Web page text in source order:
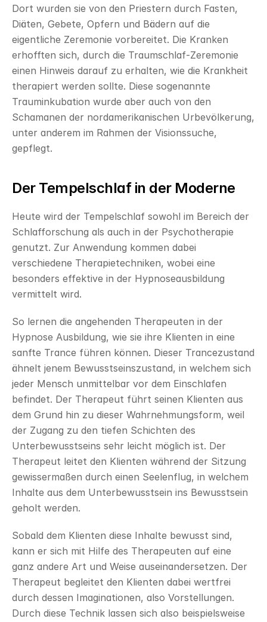
Dort wurden sie von den Priestern durch Fasten,
Diäten, Gebete, Opfern und Bädern auf die
eigentliche Zeremonie vorbereitet. Die Kranken
erhofften sich, durch die Traumschlaf-Zeremonie
einen Hinweis darauf zu erhalten, wie die Krankheit
therapiert werden sollte. Diese sogenannte
Trauminkubation wurde aber auch von den
Schamanen der nordamerikanischen Urbevölkerung,
unter anderem im Rahmen der Visionssuche,
gepflegt.
Der Tempelschlaf in der Moderne
Heute wird der Tempelschlaf sowohl im Bereich der
Schlafforschung als auch in der Psychotherapie
genutzt. Zur Anwendung kommen dabei
verschiedene Therapietechniken, wobei eine
besonders effektive in der Hypnoseausbildung
vermittelt wird.
So lernen die angehenden Therapeuten in der
Hypnose Ausbildung, wie sie ihre Klienten in eine
sanfte Trance führen können. Dieser Trancezustand
ähnelt jenem Bewusstseinszustand, in welchem sich
jeder Mensch unmittelbar vor dem Einschlafen
befindet. Der Therapeut führt seinen Klienten aus
dem Grund hin zu dieser Wahrnehmungsform, weil
der Zugang zu den tiefen Schichten des
Unterbewusstseins sehr leicht möglich ist. Der
Therapeut leitet den Klienten während der Sitzung
gewissermaßen durch einen Seelenflug, in welchem
Inhalte aus dem Unterbewusstsein ins Bewusstsein
geholt werden.
Sobald dem Klienten diese Inhalte bewusst sind,
kann er sich mit Hilfe des Therapeuten auf eine
ganz andere Art und Weise auseinandersetzen. Der
Therapeut begleitet den Klienten dabei wertfrei
durch dessen Imaginationen, also Vorstellungen.
Durch diese Technik lassen sich also beispielsweise